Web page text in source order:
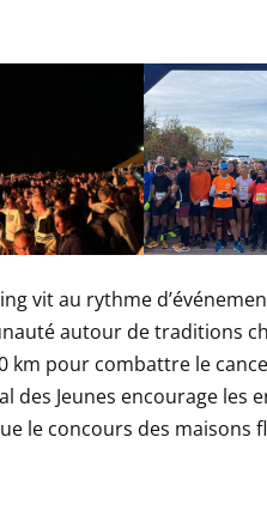
vit au rythme
autour de traditions
km pour combattre le
des Jeunes encourage les
le concours des maisons